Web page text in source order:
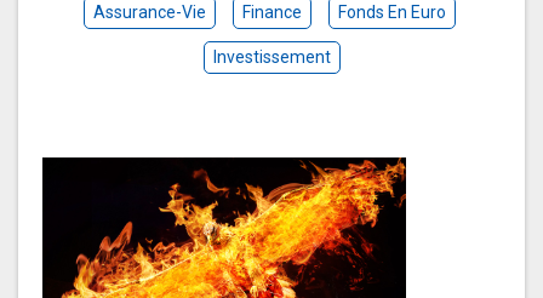
Assurance-Vie Finance Fonds En Euro
Investissement